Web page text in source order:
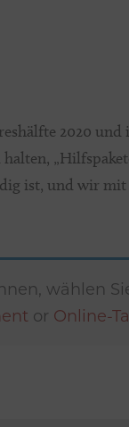
2020
ist, und wir
wählen
or Online-